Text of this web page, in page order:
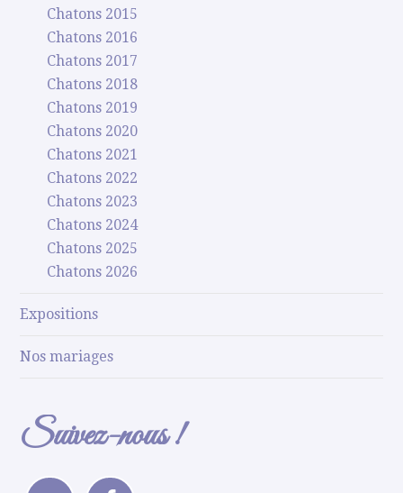
Chatons 2015
Chatons 2016
Chatons 2017
Chatons 2018
Chatons 2019
Chatons 2020
Chatons 2021
Chatons 2022
Chatons 2023
Chatons 2024
Chatons 2025
Chatons 2026
Expositions
Nos mariages
Suivez-nous !